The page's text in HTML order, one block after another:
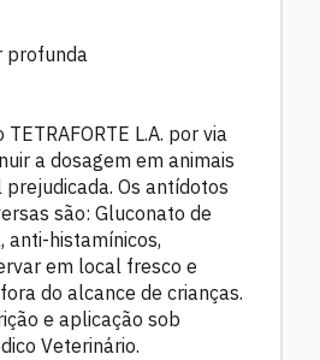
profunda
L.A. por via
a dosagem em animais
Os antídotos
são: Gluconato de
anti-histamínicos,
em local fresco e
do alcance de crianças.
e aplicação sob
Veterinário.